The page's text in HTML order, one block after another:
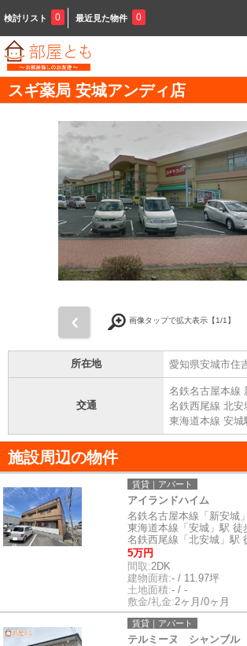
検討リスト 0 最近見た物件 0
スギ薬局 安城アンディ店
画像タップで拡大表示【1/1】
所在地 愛知県安城市住
交通
名鉄名古屋本線
名鉄西尾線 北安
東海道本線 安城
施設周辺の物件
賃貸｜アパート
アイランドハイム
名鉄名古屋本線「新安城
東海道本線「安城」駅 徒
名鉄西尾線「北安城」駅
5万円
間取:2DK
建物面積:- / 11.97坪
土地面積:- / -
敷金/礼金:2ヶ月/0ヶ月
賃貸｜アパート
テルミーヌ シャンブル